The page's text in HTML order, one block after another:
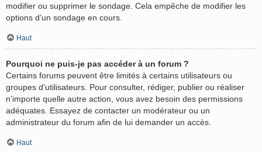
modifier ou supprimer le sondage. Cela empêche de modifier les
options d’un sondage en cours.
Haut
Pourquoi ne puis-je pas accéder à un forum ?
Certains forums peuvent être limités à certains utilisateurs ou
groupes d’utilisateurs. Pour consulter, rédiger, publier ou réaliser
n’importe quelle autre action, vous avez besoin des permissions
adéquates. Essayez de contacter un modérateur ou un
administrateur du forum afin de lui demander un accès.
Haut